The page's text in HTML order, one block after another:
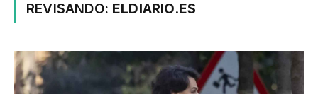
REVISANDO: ELDIARIO.ES